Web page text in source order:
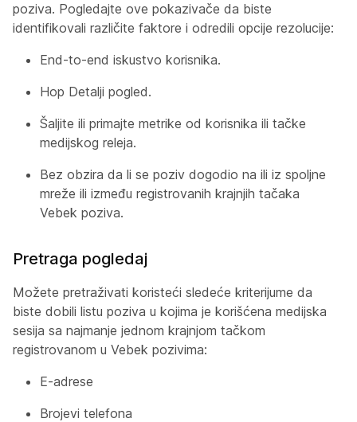
poziva. Pogledajte ove pokazivače da biste
identifikovali različite faktore i odredili opcije rezolucije:
End-to-end iskustvo korisnika.
Hop Detalji pogled.
Šaljite ili primajte metrike od korisnika ili tačke
medijskog releja.
Bez obzira da li se poziv dogodio na ili iz spoljne
mreže ili između registrovanih krajnjih tačaka
Vebek poziva.
Pretraga pogledaj
Možete pretraživati koristeći sledeće kriterijume da
biste dobili listu poziva u kojima je korišćena medijska
sesija sa najmanje jednom krajnjom tačkom
registrovanom u Vebek pozivima:
E-adrese
Brojevi telefona